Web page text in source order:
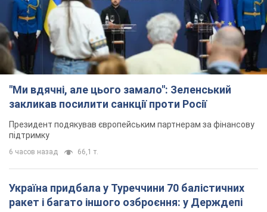
"Ми вдячні, але цього замало": Зеленський
закликав посилити санкції проти Росії
Президент подякував європейським партнерам за фінансову
підтримку
6 часов назад 66,1 т.
Україна придбала у Туреччини 70 балістичних
ракет і багато іншого озброєння: у Держдепі